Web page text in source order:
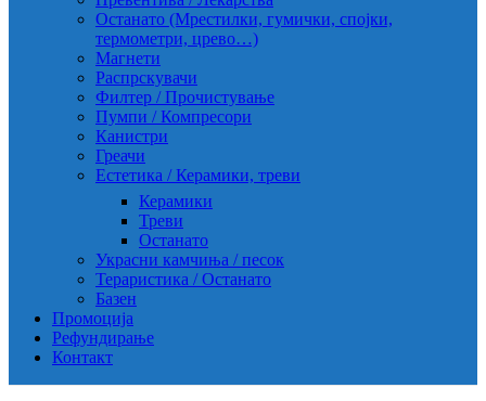
Останато (Мрестилки, гумички, спојки,
термометри, црево…)
Магнети
Распрскувачи
Филтер / Прочистување
Пумпи / Компресори
Канистри
Греачи
Естетика / Керамики, треви
Керамики
Треви
Останато
Украсни камчиња / песок
Тераристика / Останато
Базен
Промоција
Рефундирање
Контакт